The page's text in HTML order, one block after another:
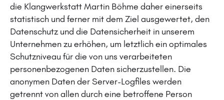
die Klangwerkstatt Martin Böhme daher einerseits
statistisch und ferner mit dem Ziel ausgewertet, den
Datenschutz und die Datensicherheit in unserem
Unternehmen zu erhöhen, um letztlich ein optimales
Schutzniveau für die von uns verarbeiteten
personenbezogenen Daten sicherzustellen. Die
anonymen Daten der Server-Logfiles werden
getrennt von allen durch eine betroffene Person